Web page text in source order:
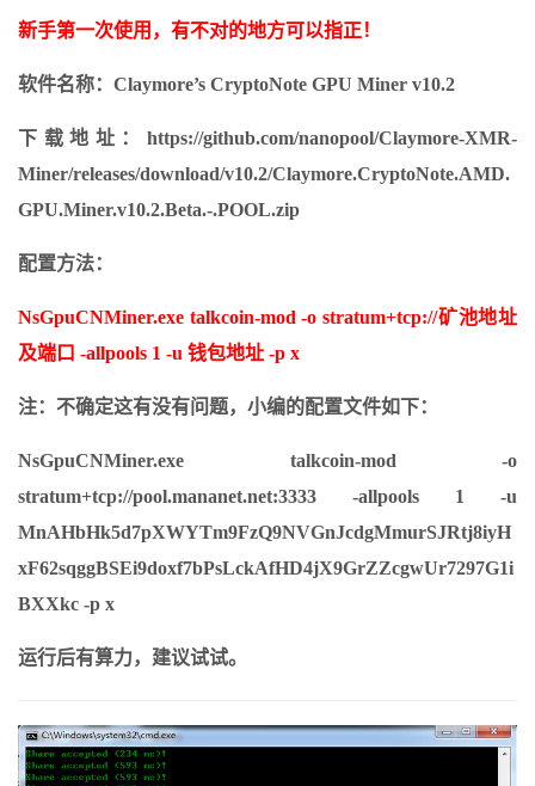
新手第一次使用，有不对的地方可以指正！
软件名称：Claymore’s CryptoNote GPU Miner v10.2
下载地址：https://github.com/nanopool/Claymore-XMR-
Miner/releases/download/v10.2/Claymore.CryptoNote.AMD.
GPU.Miner.v10.2.Beta.-.POOL.zip
配置方法：
NsGpuCNMiner.exe talkcoin-mod -o stratum+tcp://矿池地址
及端口 -allpools 1 -u 钱包地址 -p x
注：不确定这有没有问题，小编的配置文件如下：
NsGpuCNMiner.exe talkcoin-mod -o
stratum+tcp://pool.mananet.net:3333 -allpools 1 -u
MnAHbHk5d7pXWYTm9FzQ9NVGnJcdgMmurSJRtj8iyH
xF62sqggBSEi9doxf7bPsLckAfHD4jX9GrZZcgwUr7297G1i
BXXkc -p x
运行后有算力，建议试试。